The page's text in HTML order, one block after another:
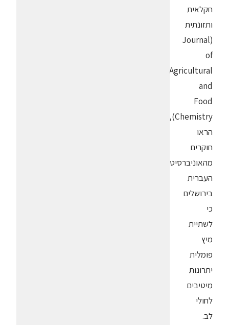
חקלאית
ותזונתית
(Journal
of
Agricultural
and
Food
Chemistry),
הראו
חוקרים
מהאוניברסיטה
העברית
בירושלים
כי
לשתיית
מיץ
פומלית
יתרונות
מיטיבים
לחולי
לב.